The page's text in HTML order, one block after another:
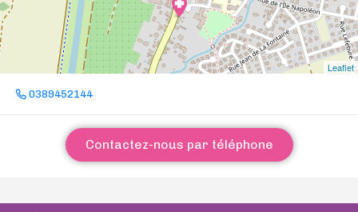
Leaflet
0389452144
Contactez-nous par téléphone